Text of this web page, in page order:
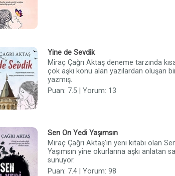
Yine de Sevdik
Miraç Çağrı Aktaş deneme tarzında
çok aşkı konu alan yazılardan oluşan
yazmış.
Puan: 7.5 | Yorum: 13
Sen On Yedi Yaşımsın
Miraç Çağrı Aktaş’ın yeni kitabı olan
Yaşımsın yine okurlarına aşkı anlatan
sunuyor.
Puan: 7.4 | Yorum: 98